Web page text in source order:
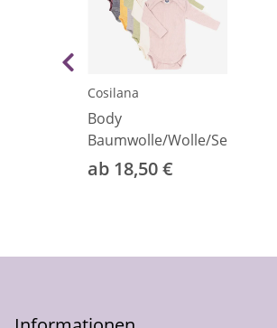
Cosilana
Body
Baumwolle/Wolle/Seide
ab 18,50 €